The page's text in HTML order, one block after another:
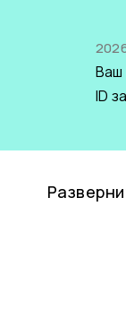
Ваш
ID